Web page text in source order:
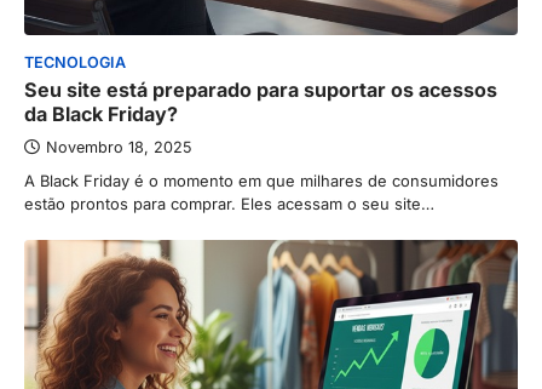
TECNOLOGIA
Seu site está preparado para suportar os acessos
da Black Friday?
Novembro 18, 2025
A Black Friday é o momento em que milhares de consumidores
estão prontos para comprar. Eles acessam o seu site…